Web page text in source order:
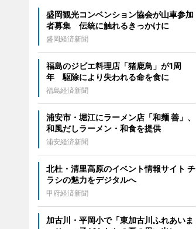
盛岡観光コンベンション協会が山車参加
者募集 伝統に触れるきっかけに
盛岡経済新聞
福島のジビエ料理店「猪鹿鳥」が1周
年 駆除により失われる命を食に
福島経済新聞
浦安市・堀江にラーメン店「和麺 善」、
和風だしラーメン・和食を提供
浦安経済新聞
北杜・清里高原のイベント情報サイト チ
ラシの魅力をデジタルへ
甲府経済新聞
加古川・平岡小で「東加古川ふれあいま